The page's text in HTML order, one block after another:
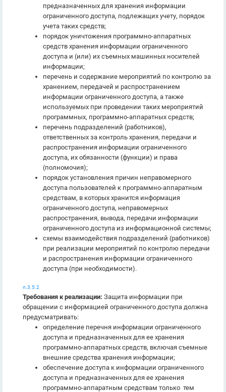
предназначенных для хранения информации
ограниченного доступа, подлежащих учету, порядок
учета таких средств;
порядок уничтожения программно-аппаратных
средств хранения информации ограниченного
доступа и (или) их съемных машинных носителей
информации;
перечень и содержание мероприятий по контролю за
хранением, передачей и распространением
информации ограниченного доступа, а также
используемых при проведении таких мероприятий
программных, программно-аппаратных средств;
перечень подразделений (работников),
ответственных за контроль хранения, передачи и
распространения информации ограниченного
доступа, их обязанности (функции) и права
(полномочия);
порядок установления причин неправомерного
доступа пользователей к программно-аппаратным
средствам, в которых хранится информация
ограниченного доступа, неправомерных
распространения, вывода, передачи информации
ограниченного доступа из информационной системы;
схемы взаимодействия подразделений (работников)
при реализации мероприятий по контролю передачи
и распространения информации ограниченного
доступа (при необходимости).
п.3.5.2
Требования к реализации: Защита информации при
обращении с информацией ограниченного доступа должна
предусматривать:
определение перечня информации ограниченного
доступа и предназначенных для ее хранения
программно-аппаратных средств, включая съемные
внешние средства хранения информации;
обеспечение доступа к информации ограниченного
доступа и предназначенных для ее хранения
программно-аппаратным средствам только тем